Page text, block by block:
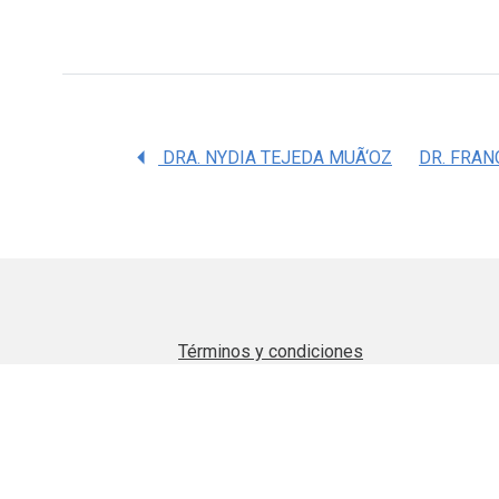
DRA. NYDIA TEJEDA MUÃ‘OZ
Términos y condiciones